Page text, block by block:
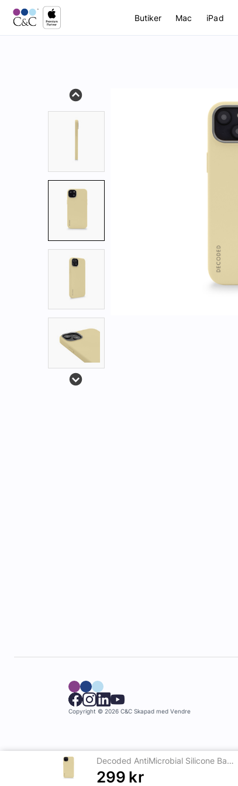
Butiker Mac iPad
Decoded AntiMicrobial Silicone Backcover iPhone 14 Plus Sweet Corn
299 kr
Copyright © 2026 C&C Skapad med Vendre